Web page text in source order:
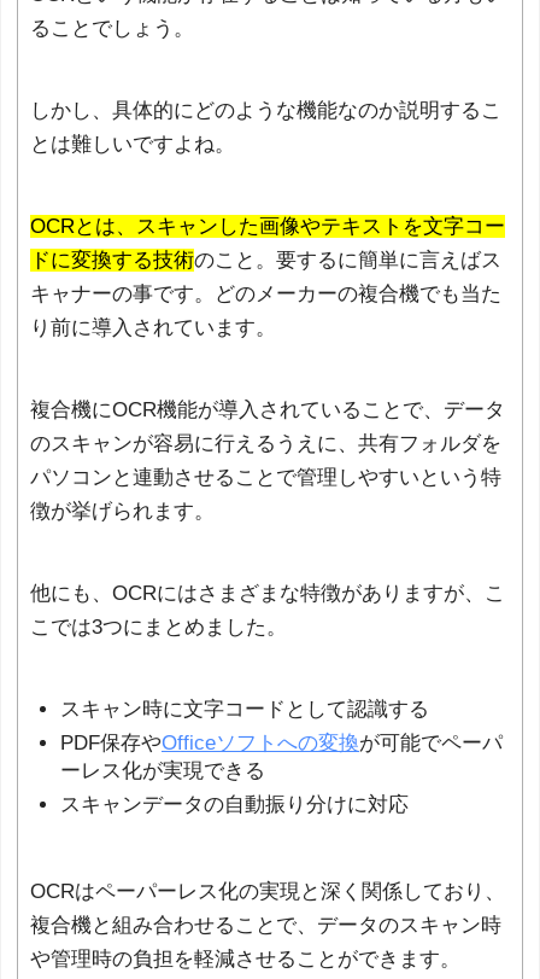
ることでしょう。
しかし、具体的にどのような機能なのか説明するこ
とは難しいですよね。
OCRとは、スキャンした画像やテキストを文字コー
ドに変換する技術のこと。要するに簡単に言えばス
キャナーの事です。どのメーカーの複合機でも当た
り前に導入されています。
複合機にOCR機能が導入されていることで、データ
のスキャンが容易に行えるうえに、共有フォルダを
パソコンと連動させることで管理しやすいという特
徴が挙げられます。
他にも、OCRにはさまざまな特徴がありますが、こ
こでは3つにまとめました。
スキャン時に文字コードとして認識する
PDF保存やOfficeソフトへの変換が可能でペーパ
ーレス化が実現できる
スキャンデータの自動振り分けに対応
OCRはペーパーレス化の実現と深く関係しており、
複合機と組み合わせることで、データのスキャン時
や管理時の負担を軽減させることができます。